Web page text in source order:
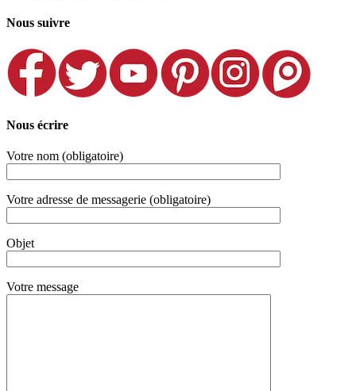
Nous suivre
Nous écrire
Votre nom (obligatoire)
Votre adresse de messagerie (obligatoire)
Objet
Votre message